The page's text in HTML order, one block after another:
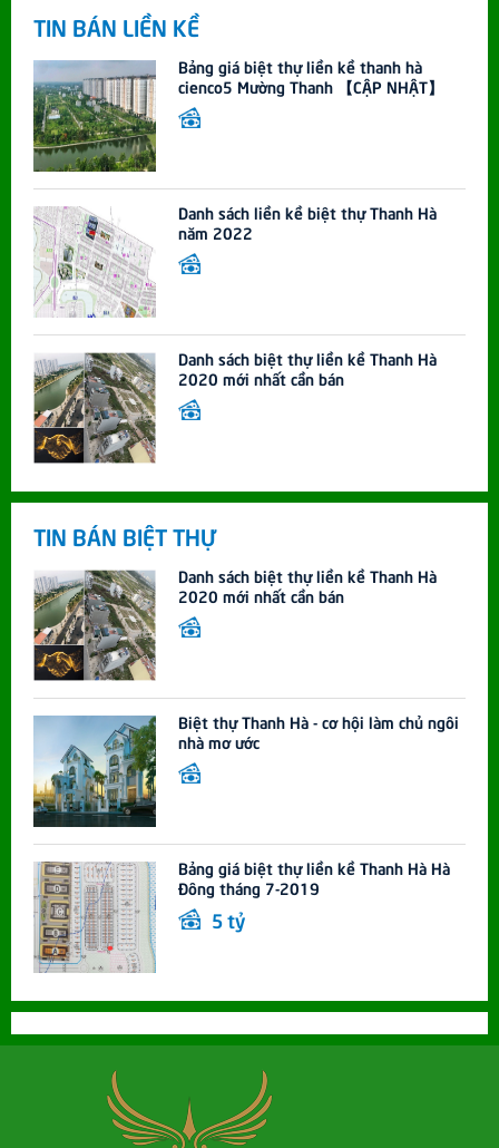
TIN BÁN LIỀN KỀ
Bảng giá biệt thự liền kề thanh hà
cienco5 Mường Thanh 【CẬP NHẬT】
Danh sách liền kề biệt thự Thanh Hà
năm 2022
Danh sách biệt thự liền kề Thanh Hà
2020 mới nhất cần bán
TIN BÁN BIỆT THỰ
Danh sách biệt thự liền kề Thanh Hà
2020 mới nhất cần bán
Biệt thự Thanh Hà - cơ hội làm chủ ngôi
nhà mơ ước
Bảng giá biệt thự liền kề Thanh Hà Hà
Đông tháng 7-2019
5 tỷ